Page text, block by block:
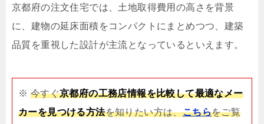
京都府の注文住宅では、土地取得費用の高さを背景
に、建物の延床面積をコンパクトにまとめつつ、建築
品質を重視した設計が主流となっているといえます。
※ 今すぐ京都府の工務店情報を比較して最適なメー
カーを見つける方法を知りたい方は、こちらをご覧